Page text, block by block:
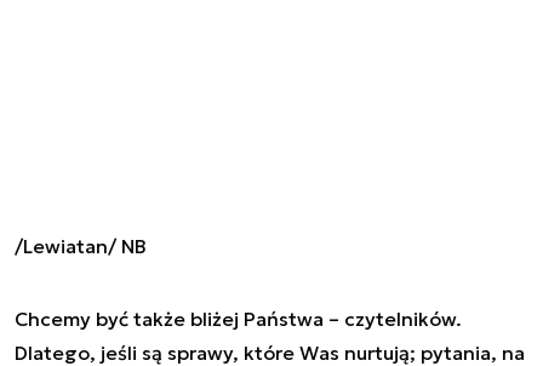
/Lewiatan/ NB
Chcemy być także bliżej Państwa – czytelników.
Dlatego, jeśli są sprawy, które Was nurtują; pytania, na